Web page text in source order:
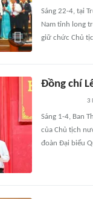
Sáng 22-4, tại
Nam tỉnh long
giữ chức Chủ
Đồng chí
3
Sáng 1-4, Ban
của Chủ tịch
đoàn Đại biểu